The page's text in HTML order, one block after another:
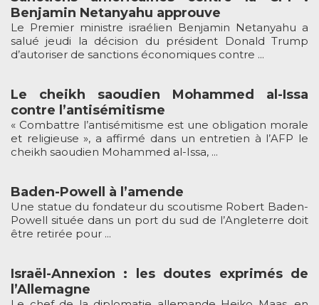
Benjamin Netanyahu approuve
Le Premier ministre israélien Benjamin Netanyahu a
salué jeudi la décision du président Donald Trump
d’autoriser de sanctions économiques contre ...
Le cheikh saoudien Mohammed al-Issa
contre l’antisémitisme
« Combattre l’antisémitisme est une obligation morale
et religieuse », a affirmé dans un entretien à l’AFP le
cheikh saoudien Mohammed al-Issa, ...
Baden-Powell à l’amende
Une statue du fondateur du scoutisme Robert Baden-
Powell située dans un port du sud de l’Angleterre doit
être retirée pour ...
Israël-Annexion : les doutes exprimés de
l’Allemagne